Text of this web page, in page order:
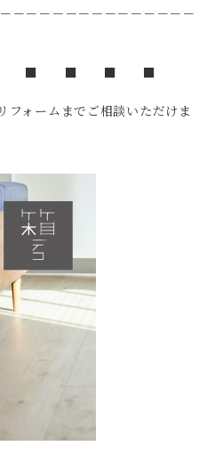
－－－－－－－－－－－－－－
フォームまでご相談いただけま